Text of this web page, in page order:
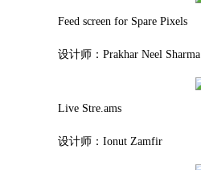
Feed screen for Spare Pixels
设计师：Prakhar Neel Sharma
Live Stre.ams
设计师：Ionut Zamfir